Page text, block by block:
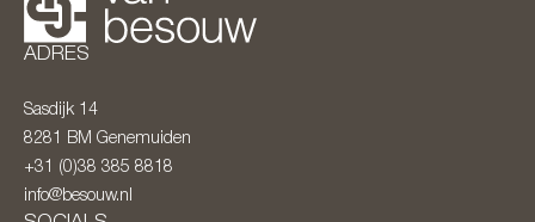
ADRES
Sasdijk 14
8281 BM Genemuiden
+31 (0)38 385 8818
info@besouw.nl